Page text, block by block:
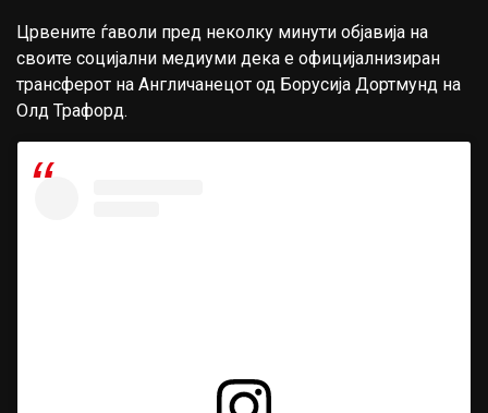
Црвените ѓаволи пред неколку минути објавија на
своите социјални медиуми дека е официјалнизиран
трансферот на Англичанецот од Борусија Дортмунд на
Олд Трафорд.